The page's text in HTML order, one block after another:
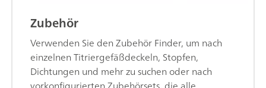
Zubehör
Verwenden Sie den Zubehör Finder, um nach
einzelnen Titriergefäßdeckeln, Stopfen,
Dichtungen und mehr zu suchen oder nach